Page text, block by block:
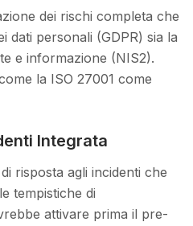
dei rischi completa che
dati personali (GDPR) sia la
e informazione (NIS2).
la ISO 27001 come
Integrata
risposta agli incidenti che
tempistiche di
attivare prima il pre-